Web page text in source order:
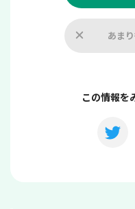
あま
この情報を